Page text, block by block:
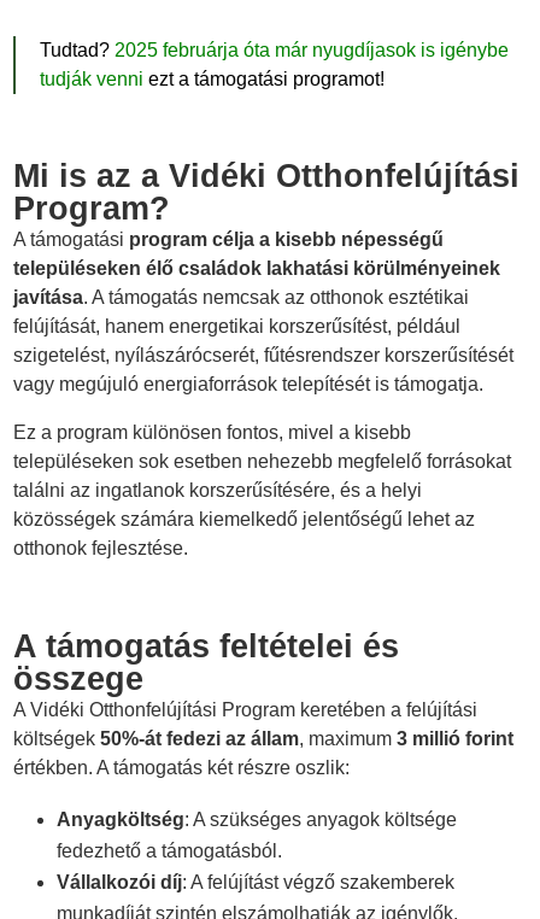
Tudtad? 2025 februárja óta már nyugdíjasok is igénybe
tudják venni ezt a támogatási programot!
Mi is az a Vidéki Otthonfelújítási
Program?
A támogatási program célja a kisebb népességű
településeken élő családok lakhatási körülményeinek
javítása. A támogatás nemcsak az otthonok esztétikai
felújítását, hanem energetikai korszerűsítést, például
szigetelést, nyílászárócserét, fűtésrendszer korszerűsítését
vagy megújuló energiaforrások telepítését is támogatja.
Ez a program különösen fontos, mivel a kisebb
településeken sok esetben nehezebb megfelelő forrásokat
találni az ingatlanok korszerűsítésére, és a helyi
közösségek számára kiemelkedő jelentőségű lehet az
otthonok fejlesztése.
A támogatás feltételei és
összege
A Vidéki Otthonfelújítási Program keretében a felújítási
költségek50%-át fedezi az állam, maximum3 millió forint
értékben. A támogatás két részre oszlik:
Anyagköltség: A szükséges anyagok költsége
fedezhető a támogatásból.
Vállalkozói díj: A felújítást végző szakemberek
munkadíját szintén elszámolhatják az igénylők.